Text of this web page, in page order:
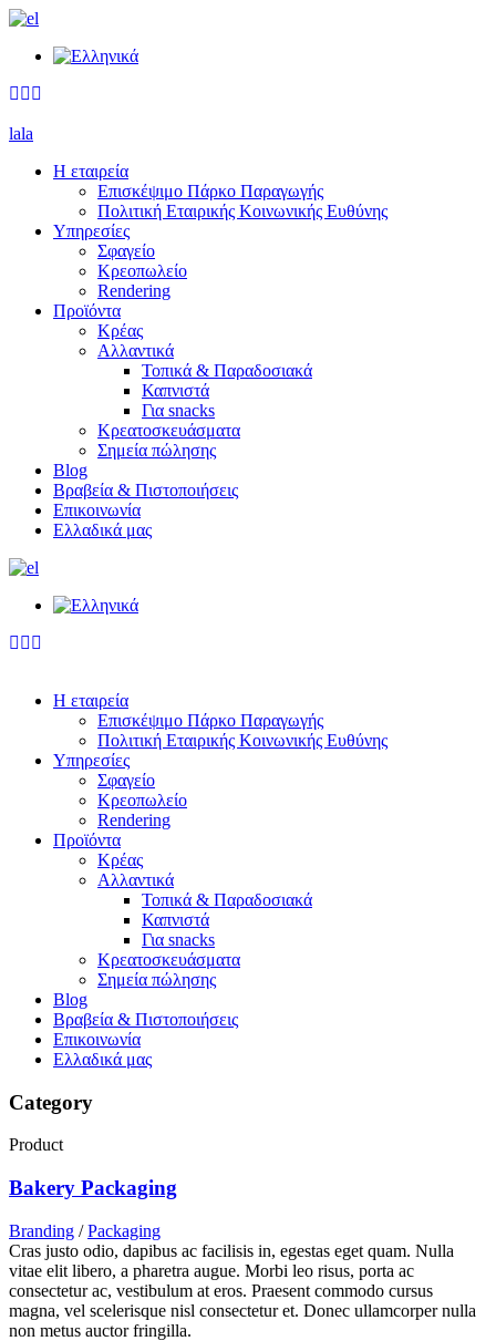
lala
Η εταιρεία
Επισκέψιμο Πάρκο Παραγωγής
Πολιτική Εταιρικής Κοινωνικής Ευθύνης
Υπηρεσίες
Σφαγείο
Κρεοπωλείο
Rendering
Προϊόντα
Κρέας
Αλλαντικά
Τοπικά & Παραδοσιακά
Καπνιστά
Για snacks
Κρεατοσκευάσματα
Σημεία πώλησης
Blog
Βραβεία & Πιστοποιήσεις
Επικοινωνία
Ελλαδικά μας
Η εταιρεία
Επισκέψιμο Πάρκο Παραγωγής
Πολιτική Εταιρικής Κοινωνικής Ευθύνης
Υπηρεσίες
Σφαγείο
Κρεοπωλείο
Rendering
Προϊόντα
Κρέας
Αλλαντικά
Τοπικά & Παραδοσιακά
Καπνιστά
Για snacks
Κρεατοσκευάσματα
Σημεία πώλησης
Blog
Βραβεία & Πιστοποιήσεις
Επικοινωνία
Ελλαδικά μας
Category
Product
Bakery Packaging
Branding / Packaging
Cras justo odio, dapibus ac facilisis in, egestas eget quam. Nulla
vitae elit libero, a pharetra augue. Morbi leo risus, porta ac
consectetur ac, vestibulum at eros. Praesent commodo cursus
magna, vel scelerisque nisl consectetur et. Donec ullamcorper nulla
non metus auctor fringilla.